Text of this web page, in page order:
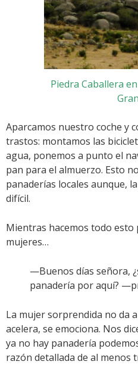
Piedra Caballera
Aparcamos nuestro coche y
trastos: montamos las
agua, ponemos a punto el
pan para el almuerzo. Esto
panaderías locales aunque,
difícil.
Mientras hacemos todo esto
mujeres…
—Buenos días señora,
panadería por aquí?
La mujer sorprendida no da
acelera, se emociona. Nos
ya no hay panadería
razón detallada de al menos